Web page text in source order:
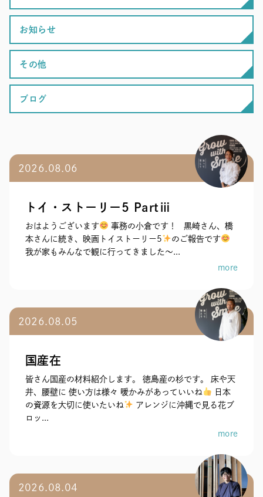
お知らせ
その他
ブログ
2026.08.06
トイ・ストーリー5 Partⅲ
おはようございます
事務の小倉です！ 黒崎さん、橋
本さんに続き、映画トイストーリー5
のご報告です
我が家もみんなで観に行ってきました～...
more
2026.08.05
国産在
皆さん国産の材料紹介します。 徳島産の杉です。 床や天
井、腰壁に 使い方は様々 暖かみがあっていいね
日本
の資源を大切に使いたいね
アレンジに沖縄で見る花ブ
ロッ...
more
2026.08.04